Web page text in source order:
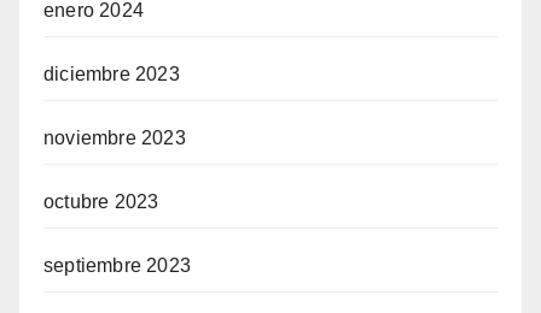
enero 2024
diciembre 2023
noviembre 2023
octubre 2023
septiembre 2023